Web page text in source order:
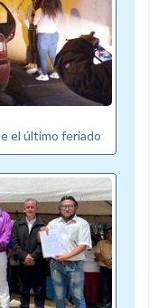
el último feriado